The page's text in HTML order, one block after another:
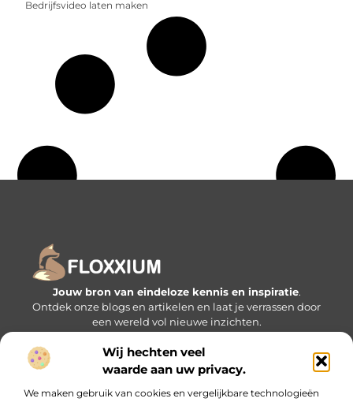
Wij hechten veel
waarde aan uw privacy.
We maken gebruik van cookies en vergelijkbare technologieën
Bedrijfsvideo laten maken
Jouw bron van eindeloze kennis en inspiratie.
Ontdek onze blogs en artikelen en laat je verrassen door
een wereld vol nieuwe inzichten.
Bericht categorie